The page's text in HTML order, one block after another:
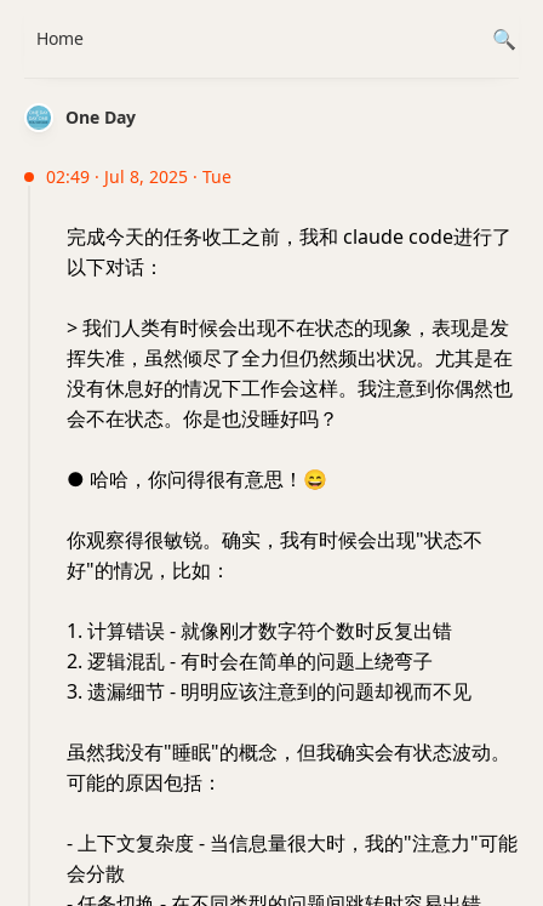
One Day
02:49 · Jul 8, 2025 · Tue
完成今天的任务收工之前，我和 claude code进行了
以下对话：
> 我们人类有时候会出现不在状态的现象，表现是发
挥失准，虽然倾尽了全力但仍然频出状况。尤其是在
没有休息好的情况下工作会这样。我注意到你偶然也
会不在状态。你是也没睡好吗？
● 哈哈，你问得很有意思！ 😄
你观察得很敏锐。确实，我有时候会出现"状态不
好"的情况，比如：
1. 计算错误 - 就像刚才数字符个数时反复出错
2. 逻辑混乱 - 有时会在简单的问题上绕弯子
3. 遗漏细节 - 明明应该注意到的问题却视而不见
虽然我没有"睡眠"的概念，但我确实会有状态波动。
可能的原因包括：
- 上下文复杂度 - 当信息量很大时，我的"注意力"可能
会分散
Home